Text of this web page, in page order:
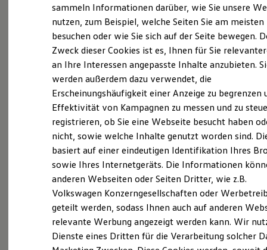
Reichweite
Reichweite der ID. Modelle
Reichweite im Winter
Laden
Laden unterwegs
Laden Zuhause
Ladezeitensimulator
Batterie
Sicherheit
Garantie und Lebensdauer
Nachhaltigkeit
Technologie
Kosten und Kauf
Verbrauchskosten
Kaufoptionen
E-Auto-Förderung
Software und Konnektivität
Die ID. Software 6
ID. Software Versionen und Updates
Digitale Extras
Schnittstellen zu Ihrem ID.
Probefahrt vereinbaren
Fahrzeugangebot anfordern
Servicetermin buchen
Serviceanfrage stellen
sammeln Informationen darüber, wie Sie unsere
nutzen, zum Beispiel, welche Seiten Sie am meisten
besuchen oder wie Sie sich auf der Seite bewegen.
Zweck dieser Cookies ist es, Ihnen für Sie
an Ihre Interessen angepasste Inhalte anzubieten.
werden außerdem dazu verwendet, die
Erscheinungshäufigkeit einer Anzeige zu begrenzen
Effektivität von Kampagnen zu messen und zu
registrieren, ob Sie eine Webseite besucht haben
nicht, sowie welche Inhalte genutzt worden sind.
basiert auf einer eindeutigen Identifikation Ihres
sowie Ihres Internetgeräts. Die Informationen
anderen Webseiten oder Seiten Dritter, wie z.B.
Volkswagen Konzerngesellschaften oder
geteilt werden, sodass Ihnen auch auf anderen
relevante Werbung angezeigt werden kann. Wir
Dienste eines Dritten für die Verarbeitung solcher